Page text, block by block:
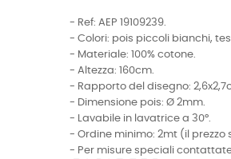
- Ref: AEP 19109239.
- Colori: pois piccoli bianchi,
- Materiale: 100% cotone.
- Altezza: 160cm.
- Rapporto del disegno:
- Dimensione pois: Ø 2mm.
- Lavabile in lavatrice a 30°.
- Ordine minimo: 2mt (il
- Per misure speciali